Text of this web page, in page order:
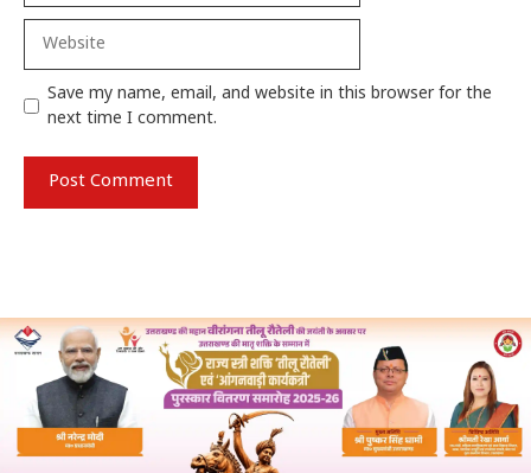
Save my name, email, and website in this browser for the
next time I comment.